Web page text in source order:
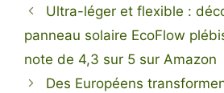
Ultra-léger et flexible :
panneau solaire EcoFlow
note de 4,3 sur 5 sur Amazon
Des Européens